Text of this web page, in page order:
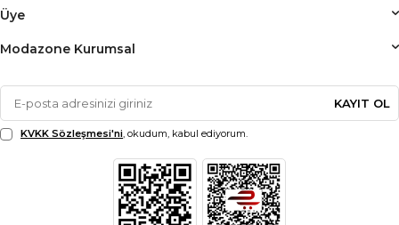
Üye
Modazone Kurumsal
KAYIT OL
KVKK Sözleşmesi'ni, okudum, kabul ediyorum.